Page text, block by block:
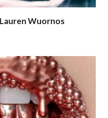
Wuornos